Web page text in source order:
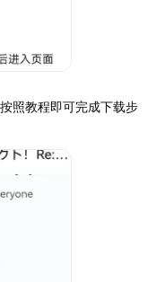
照教程即可完成下载步